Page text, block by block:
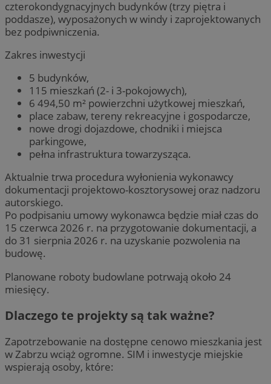
czterokondygnacyjnych budynków (trzy piętra i
poddasze), wyposażonych w windy i zaprojektowanych
bez podpiwniczenia.
Zakres inwestycji
5 budynków,
115 mieszkań (2- i 3-pokojowych),
6 494,50 m² powierzchni użytkowej mieszkań,
place zabaw, tereny rekreacyjne i gospodarcze,
nowe drogi dojazdowe, chodniki i miejsca
parkingowe,
pełna infrastruktura towarzysząca.
Aktualnie trwa procedura wyłonienia wykonawcy
dokumentacji projektowo-kosztorysowej oraz nadzoru
autorskiego.
Po podpisaniu umowy wykonawca będzie miał czas do
15 czerwca 2026 r. na przygotowanie dokumentacji, a
do 31 sierpnia 2026 r. na uzyskanie pozwolenia na
budowę.
Planowane roboty budowlane potrwają około 24
miesięcy.
Dlaczego te projekty są tak ważne?
Zapotrzebowanie na dostępne cenowo mieszkania jest
w Zabrzu wciąż ogromne. SIM i inwestycje miejskie
wspierają osoby, które: